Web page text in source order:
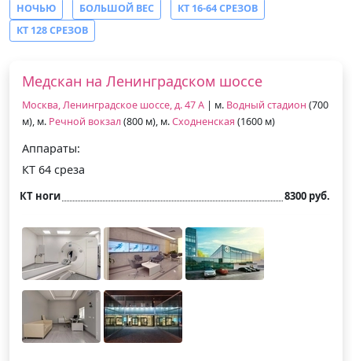
НОЧЬЮ
БОЛЬШОЙ ВЕС
КТ 16-64 СРЕЗОВ
КТ 128 СРЕЗОВ
Медскан на Ленинградском шоссе
Москва, Ленинградское шоссе, д. 47 А | м. Водный стадион (700
м), м. Речной вокзал(800 м), м.Сходненская (1600 м)
Аппараты:
КТ 64 среза
КТ ноги 8300 руб.